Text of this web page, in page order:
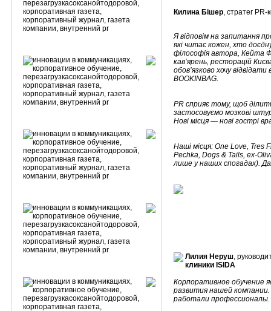
Килина Бішер, стратег
Я відповім на запитання
які читає кожен, хто
філософія автора, Кейта
кав’ярень, ресторацій
обов’язково хочу
BOOKINBAG.
PR сприяє тому, щоб
застосовуємо мозкові
Нові місця — нові гострі
Наші місця: One Love, Tres
Pechka, Dogs & Tails, ex-
лише у наших спогадах).
Лилия Неруш,
клиники ISIDA
Корпоративное обучение
развития нашей
работали профессионалы.